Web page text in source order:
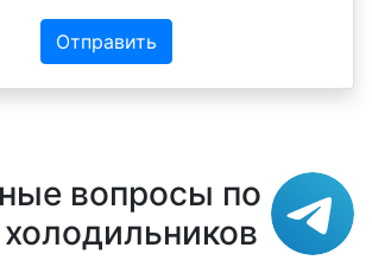
Отправить
вопросы по